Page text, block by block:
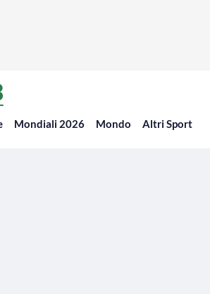
Mondiali 2026 Mondo Altri Sport